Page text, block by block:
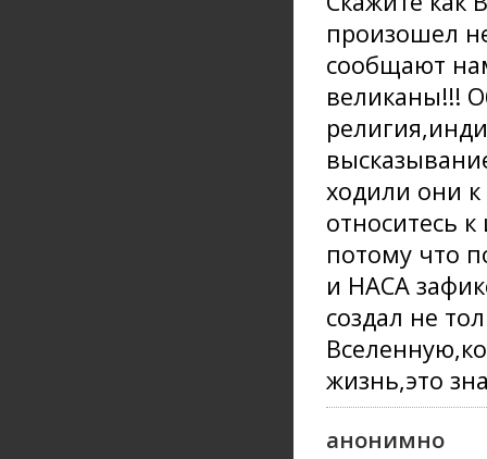
произошел
сообщают
великаны!!!
ходили они
относитесь
потому что
и НАСА
создал не
жизнь,это
анонимно